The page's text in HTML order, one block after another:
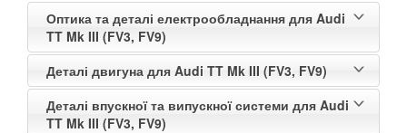
Оптика та деталі електрообладнання для Audi
TT Mk III (FV3, FV9)
Деталі двигуна для Audi TT Mk III (FV3, FV9)
Деталі впускної та випускної системи для Audi
TT Mk III (FV3, FV9)